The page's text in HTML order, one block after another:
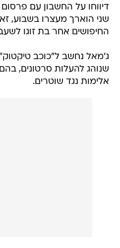
דיווחו על החשבון עם
שני הוארך מעצרו בשבוע,
החיפושים אחר בת זוגו
ג'מאל נחשב ל"כוכב
שנוהג להעלות סרטונים,
אלימות נגד שוטרים.